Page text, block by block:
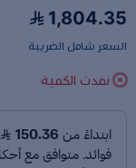
1,804.35
السعر شامل الضريبة
نفدت الكمية